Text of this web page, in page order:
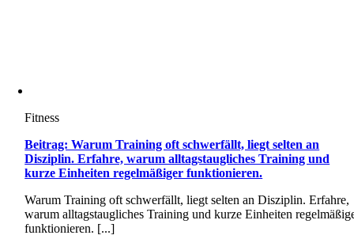
Fitness
Beitrag: Warum Training oft schwerfällt, liegt selten an
Disziplin. Erfahre, warum alltagstaugliches Training und
kurze Einheiten regelmäßiger funktionieren.
Warum Training oft schwerfällt, liegt selten an Disziplin. Erfahre,
warum alltagstaugliches Training und kurze Einheiten
funktionieren. [...]